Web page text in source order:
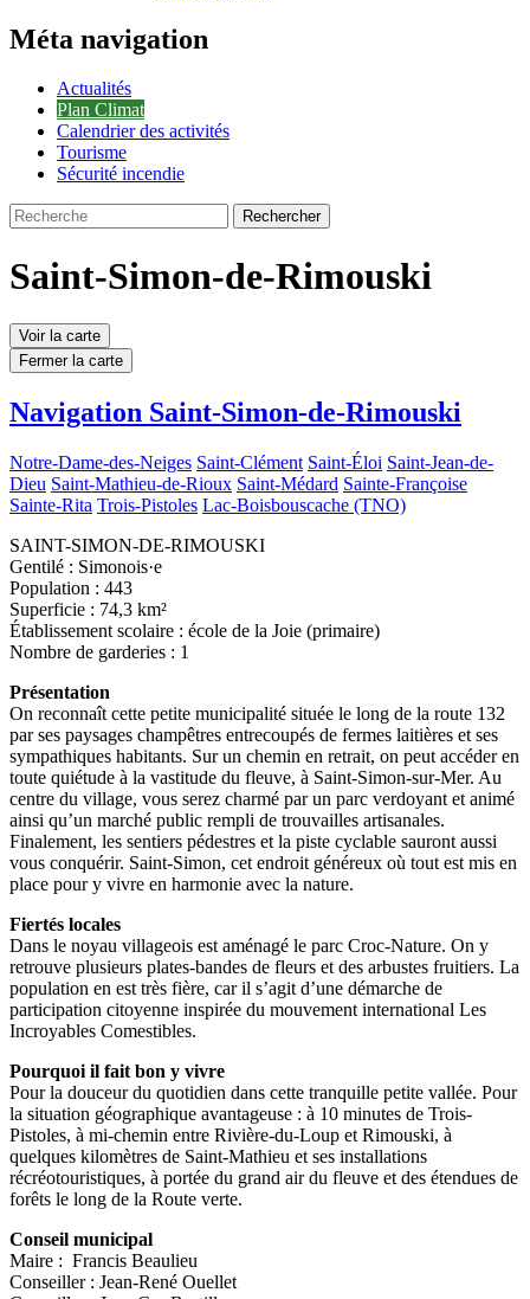
Méta navigation
Actualités
Plan Climat
Calendrier des activités
Tourisme
Sécurité incendie
Rechercher
Saint-Simon-de-Rimouski
Voir la carte
Fermer la carte
Navigation Saint-Simon-de-Rimouski
Notre-Dame-des-Neiges Saint-Clément Saint-Éloi Saint-Jean-de-
Dieu Saint-Mathieu-de-Rioux Saint-Médard Sainte-Françoise
Sainte-Rita Trois-Pistoles Lac-Boisbouscache (TNO)
SAINT-SIMON-DE-RIMOUSKI
Gentilé : Simonois·e
Population : 443
Superficie : 74,3 km²
Établissement scolaire : école de la Joie (primaire)
Nombre de garderies : 1
Présentation
On reconnaît cette petite municipalité située le long de la route 132
par ses paysages champêtres entrecoupés de fermes laitières et ses
sympathiques habitants. Sur un chemin en retrait, on peut accéder en
toute quiétude à la vastitude du fleuve, à Saint-Simon-sur-Mer. Au
centre du village, vous serez charmé par un parc verdoyant et animé
ainsi qu’un marché public rempli de trouvailles artisanales.
Finalement, les sentiers pédestres et la piste cyclable sauront aussi
vous conquérir. Saint-Simon, cet endroit généreux où tout est mis en
place pour y vivre en harmonie avec la nature.
Fiertés locales
Dans le noyau villageois est aménagé le parc Croc-Nature. On y
retrouve plusieurs plates-bandes de fleurs et des arbustes fruitiers. La
population en est très fière, car il s’agit d’une démarche de
participation citoyenne inspirée du mouvement international Les
Incroyables Comestibles.
Pourquoi il fait bon y vivre
Pour la douceur du quotidien dans cette tranquille petite vallée. Pour
la situation géographique avantageuse : à 10 minutes de Trois-
Pistoles, à mi-chemin entre Rivière-du-Loup et Rimouski, à
quelques kilomètres de Saint-Mathieu et ses installations
récréotouristiques, à portée du grand air du fleuve et des étendues de
forêts le long de la Route verte.
Conseil municipal
Maire : Francis Beaulieu
Conseiller : Jean-René Ouellet